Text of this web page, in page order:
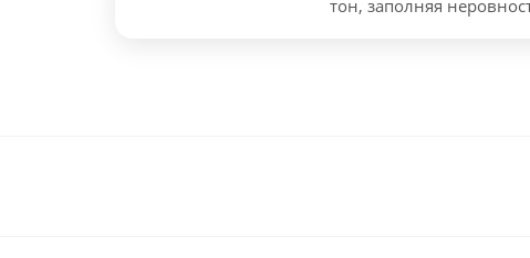
тон, заполняя